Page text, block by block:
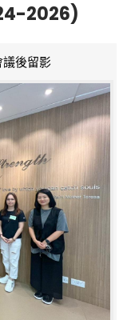
2026)
議後留影